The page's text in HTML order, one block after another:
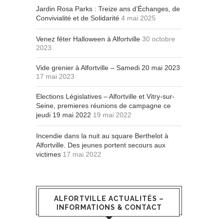
Jardin Rosa Parks : Treize ans d’Échanges, de
Convivialité et de Solidarité 4 mai 2025
Venez fêter Halloween à Alfortville 30 octobre
2023
Vide grenier à Alfortville – Samedi 20 mai 2023
17 mai 2023
Elections Législatives – Alfortville et Vitry-sur-
Seine, premieres réunions de campagne ce
jeudi 19 mai 2022 19 mai 2022
Incendie dans la nuit au square Berthelot à
Alfortville. Des jeunes portent secours aux
victimes 17 mai 2022
ALFORTVILLE ACTUALITÉS –
INFORMATIONS & CONTACT